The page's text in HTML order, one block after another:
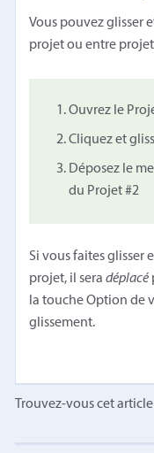
Vous pouvez glisser
projet ou entre
Ouvrez le
Cliquez et
Déposez le
du Projet #2
Si vous faites glisser
projet, il seradéplacé
la touche Option de
glissement.
Trouvez-vous cet